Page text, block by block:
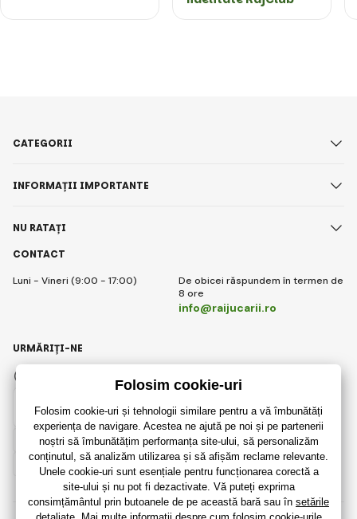
CONTACT
Luni - Vineri (9:00 - 17:00)
De obicei răspundem în termen de
8 ore
info@raijucarii.ro
CATEGORII
INFORMAȚII IMPORTANTE
NU RATAȚI
Romanian
URMĂRIȚI-NE
Instagram